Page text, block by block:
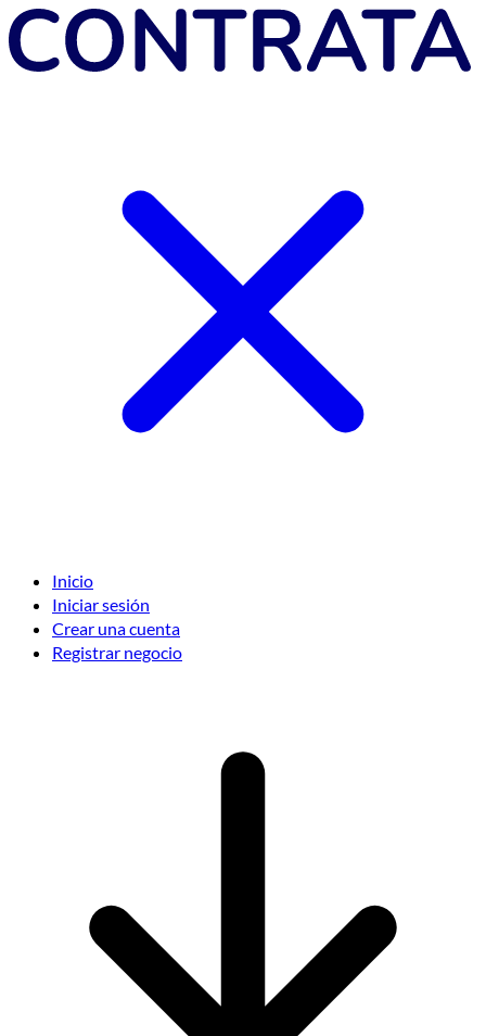
Inicio
Iniciar sesión
Crear una cuenta
Registrar negocio